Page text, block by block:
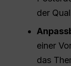
der
einer
das